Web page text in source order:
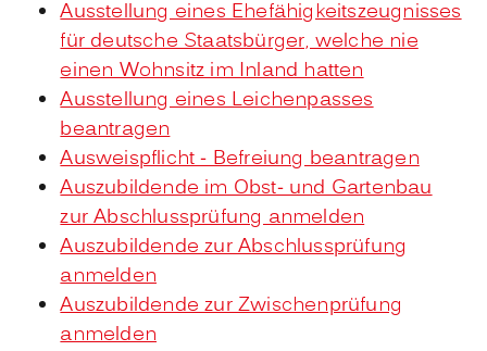
Ausstellung eines Ehefähigkeitszeugnisses
für deutsche Staatsbürger, welche nie
einen Wohnsitz im Inland hatten
Ausstellung eines Leichenpasses
beantragen
Ausweispflicht - Befreiung beantragen
Auszubildende im Obst- und Gartenbau
zur Abschlussprüfung anmelden
Auszubildende zur Abschlussprüfung
anmelden
Auszubildende zur Zwischenprüfung
anmelden